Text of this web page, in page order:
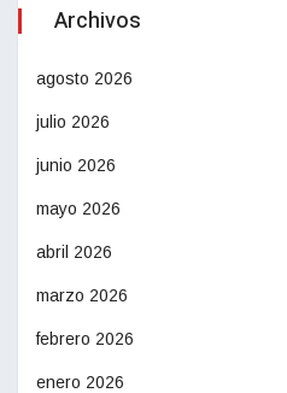
Archivos
agosto 2026
julio 2026
junio 2026
mayo 2026
abril 2026
marzo 2026
febrero 2026
enero 2026